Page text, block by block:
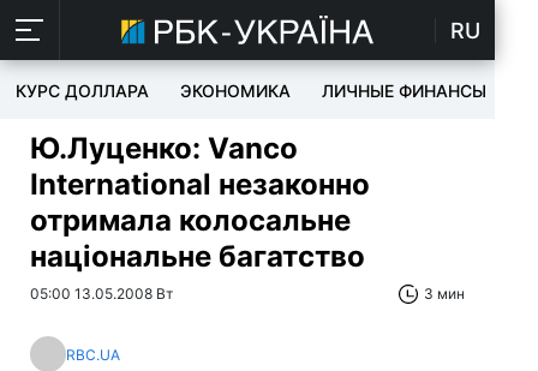
RU
КУРС ДОЛЛАРА ЭКОНОМИКА ЛИЧНЫЕ ФИНАНСЫ
Ю.Луценко: Vanco
International незаконно
отримала колосальне
національне багатство
05:00 13.05.2008 Вт 3 мин
RBC.UA